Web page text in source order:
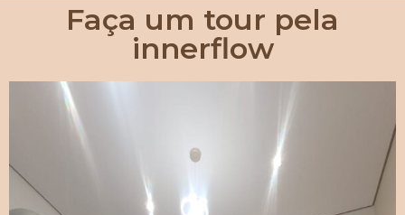
Faça um tour pela
innerflow